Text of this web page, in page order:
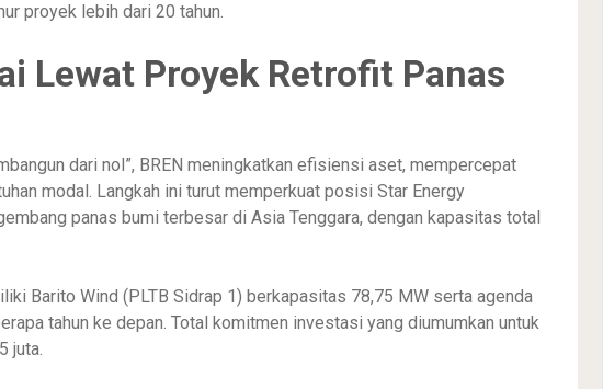
proyek lebih dari 20 tahun.
Lewat Proyek Retrofit Panas
dari nol”, BREN meningkatkan efisiensi aset, mempercepat
modal. Langkah ini turut memperkuat posisi Star Energy
panas bumi terbesar di Asia Tenggara, dengan kapasitas total
Barito Wind (PLTB Sidrap 1) berkapasitas 78,75 MW serta agenda
tahun ke depan. Total komitmen investasi yang diumumkan untuk
juta.